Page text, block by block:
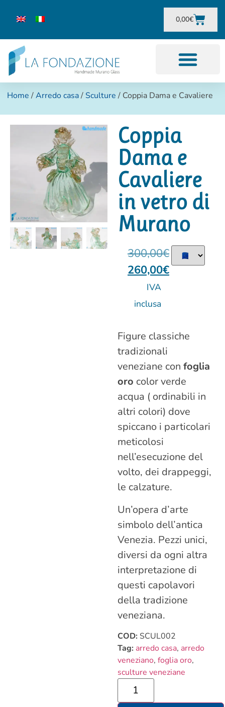
0,00€
Home /Arredo casa/ Sculture / Coppia Dama e Cavaliere
Coppia
Dama e
Cavaliere
in vetro di
Murano
300,00€
260,00€
IVA
inclusa
Figure classiche
tradizionali
veneziane con foglia
oro color verde
acqua ( ordinabili in
altri colori) dove
spiccano i particolari
meticolosi
nell’esecuzione del
volto, dei drappeggi,
le calzature.
Un’opera d’arte
simbolo dell’antica
Venezia. Pezzi unici,
diversi da ogni altra
interpretazione di
questi capolavori
della tradizione
veneziana.
COD: SCUL002
Tag: arredo casa, arredo
veneziano, foglia oro,
sculture veneziane